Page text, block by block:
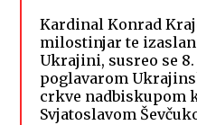
Kardinal Konrad
milostinjar te
Ukrajini, susreo se
poglavarom
crkve
Svjatoslavom